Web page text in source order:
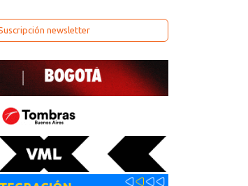
newsletter